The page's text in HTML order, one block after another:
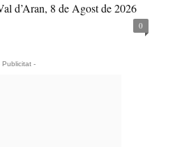
d’Aran, 8 de Agost de 2026
0
Publicitat -